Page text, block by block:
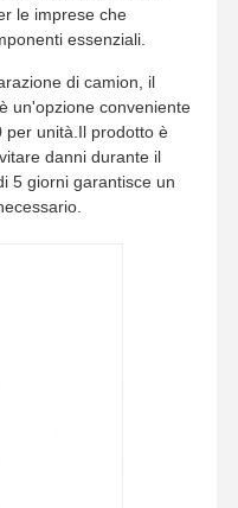
le imprese che
essenziali.
di camion, il
un'opzione conveniente
per unità.Il prodotto è
danni durante il
5 giorni garantisce un